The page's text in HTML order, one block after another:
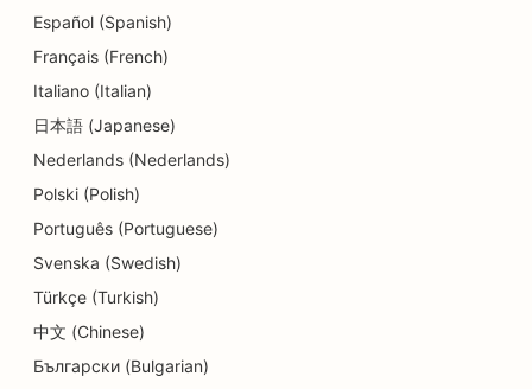
Español (Spanish)
Français (French)
Italiano (Italian)
日本語 (Japanese)
Nederlands (Nederlands)
Polski (Polish)
Português (Portuguese)
Svenska (Swedish)
Türkçe (Turkish)
中文 (Chinese)
Български (Bulgarian)